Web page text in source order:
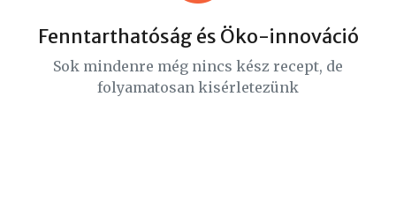
Fenntarthatóság és Öko-innováció
Sok mindenre még nincs kész recept, de
folyamatosan kisérletezünk